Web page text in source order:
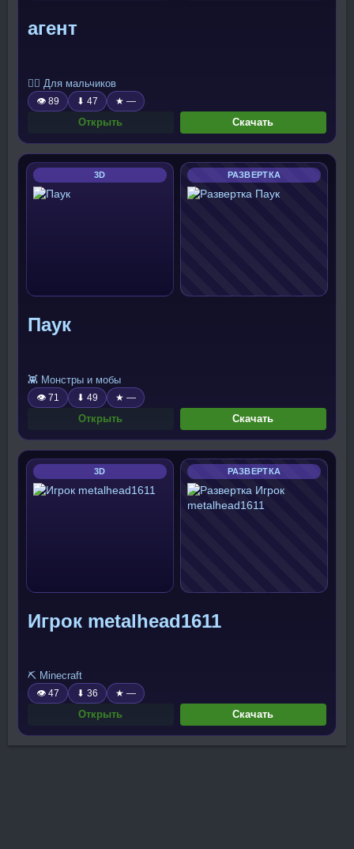
агент
🧍‍♂️ Для мальчиков
👁 89 ⬇ 47 ★ —
Открыть Скачать
3D РАЗВЕРТКА
Паук
👾 Монстры и мобы
👁 71 ⬇ 49 ★ —
Открыть Скачать
3D РАЗВЕРТКА
Игрок metalhead1611
⛏️ Minecraft
👁 47 ⬇ 36 ★ —
Открыть Скачать